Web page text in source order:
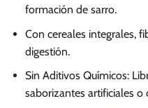
formación de sarro.
Con cereales integrales,
digestión.
Sin Aditivos Químicos:
saborizantes artificiales o